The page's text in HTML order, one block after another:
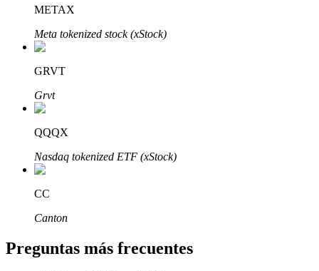
Afiliados de Bitrue
¡Hasta un 65% de comisiones!
METAX
Meta tokenized stock (xStock)
GRVT
Grvt
QQQX
Nasdaq tokenized ETF (xStock)
CC
Canton
Preguntas más frecuentes